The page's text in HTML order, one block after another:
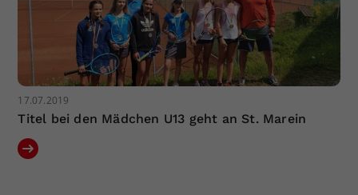
17.07.2019
Titel bei den Mädchen U13 geht an St. Marein